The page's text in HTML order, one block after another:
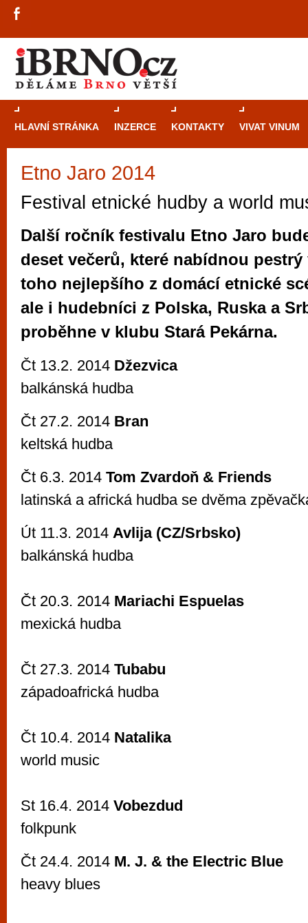
HLAVNÍ STRÁNKA INZERCE KONTAKTY VIVAT VINUM
Etno Jaro 2014
Festival etnické hudby a world
Další ročník festivalu Etno Jaro
deset večerů, které nabídnou pestrý
toho nejlepšího z domácí etnické
ale i hudebníci z Polska, Ruska a
proběhne v klubu Stará Pekárna.
Čt 13.2. 2014 Džezvica
balkánská hudba
Čt 27.2. 2014 Bran
keltská hudba
Čt 6.3. 2014 Tom Zvardoň & Friends
latinská a africká hudba se dvěma
Út 11.3. 2014 Avlija (CZ/Srbsko)
balkánská hudba
Čt 20.3. 2014 Mariachi Espuelas
mexická hudba
Čt 27.3. 2014 Tubabu
západoafrická hudba
Čt 10.4. 2014 Natalika
world music
St 16.4. 2014 Vobezdud
folkpunk
Čt 24.4. 2014 M. J. & the Electric Blue
heavy blues
Brně: Od
automaty
Brno je
zajímavé
restaurace,
Mimo jiné je ale také místem, kde si
vyzkoušet různé kasinové hry. V
metropoli naleznete širokou nabídku her
po moderní automaty jak pro pravidelné
příležitostné hráče. V...